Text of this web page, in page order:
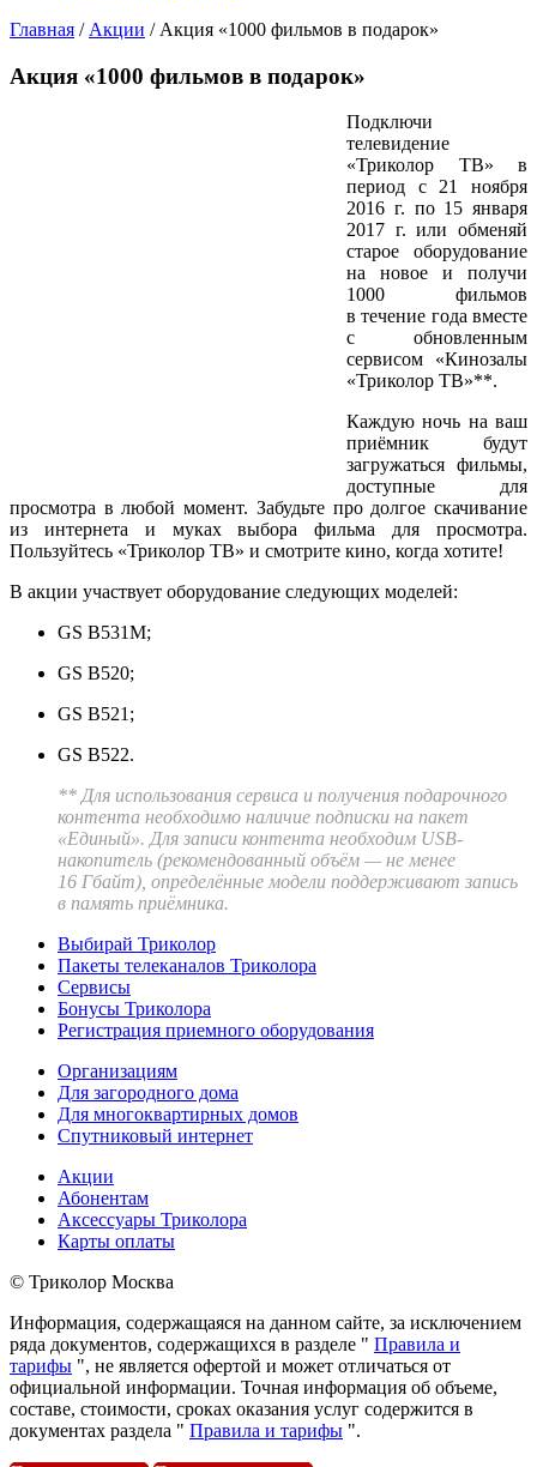
Главная / Акции / Акция «1000 фильмов в подарок»
Акция «1000 фильмов в подарок»
Подключи
телевидение
«Триколор ТВ» в
период с 21 ноября
2016 г. по 15 января
2017 г. или обменяй
старое оборудование
на новое и получи
1000 фильмов
в течение года вместе
с обновленным
сервисом «Кинозалы
«Триколор ТВ»**.
Каждую ночь на ваш
приёмник будут
загружаться фильмы,
доступные для
просмотра в любой момент. Забудьте про долгое скачивание
из интернета и муках выбора фильма для просмотра.
Пользуйтесь «Триколор ТВ» и смотрите кино, когда хотите!
В акции участвует оборудование следующих моделей:
GS B531M;
GS B520;
GS В521;
GS В522.
** Для использования сервиса и получения подарочного
контента необходимо наличие подписки на пакет
«Единый». Для записи контента необходим USB-
накопитель (рекомендованный объём — не менее
16 Гбайт), определённые модели поддерживают запись
в память приёмника.
Выбирай Триколор
Пакеты телеканалов Триколора
Сервисы
Бонусы Триколора
Регистрация приемного оборудования
Организациям
Для загородного дома
Для многоквартирных домов
Спутниковый интернет
Акции
Абонентам
Аксессуары Триколора
Карты оплаты
© Триколор Москва
Информация, содержащаяся на данном сайте, за исключением
ряда документов, содержащихся в разделе " Правила и
тарифы ", не является офертой и может отличаться от
официальной информации. Точная информация об объеме,
составе, стоимости, сроках оказания услуг содержится в
документах раздела " Правила и тарифы ".